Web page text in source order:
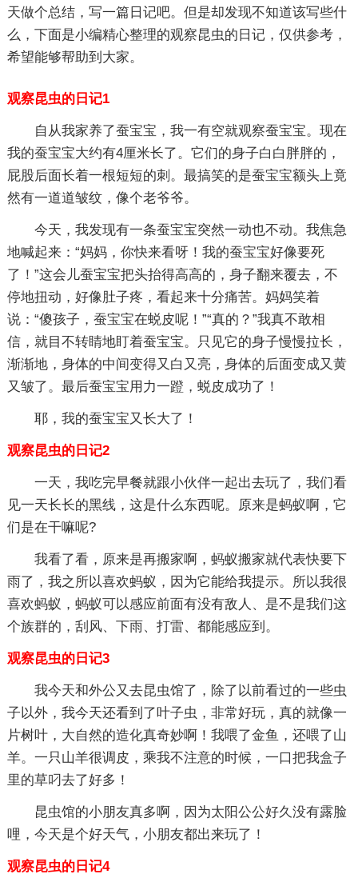
天做个总结，写一篇日记吧。但是却发现不知道该写些什
么，下面是小编精心整理的观察昆虫的日记，仅供参考，
希望能够帮助到大家。
观察昆虫的日记1
自从我家养了蚕宝宝，我一有空就观察蚕宝宝。现在
我的蚕宝宝大约有4厘米长了。它们的身子白白胖胖的，
屁股后面长着一根短短的刺。最搞笑的是蚕宝宝额头上竟
然有一道道皱纹，像个老爷爷。
今天，我发现有一条蚕宝宝突然一动也不动。我焦急
地喊起来：“妈妈，你快来看呀！我的蚕宝宝好像要死
了！”这会儿蚕宝宝把头抬得高高的，身子翻来覆去，不
停地扭动，好像肚子疼，看起来十分痛苦。妈妈笑着
说：“傻孩子，蚕宝宝在蜕皮呢！”“真的？”我真不敢相
信，就目不转睛地盯着蚕宝宝。只见它的身子慢慢拉长，
渐渐地，身体的中间变得又白又亮，身体的后面变成又黄
又皱了。最后蚕宝宝用力一蹬，蜕皮成功了！
耶，我的蚕宝宝又长大了！
观察昆虫的日记2
一天，我吃完早餐就跟小伙伴一起出去玩了，我们看
见一天长长的黑线，这是什么东西呢。原来是蚂蚁啊，它
们是在干嘛呢?
我看了看，原来是再搬家啊，蚂蚁搬家就代表快要下
雨了，我之所以喜欢蚂蚁，因为它能给我提示。所以我很
喜欢蚂蚁，蚂蚁可以感应前面有没有敌人、是不是我们这
个族群的，刮风、下雨、打雷、都能感应到。
观察昆虫的日记3
我今天和外公又去昆虫馆了，除了以前看过的一些虫
子以外，我今天还看到了叶子虫，非常好玩，真的就像一
片树叶，大自然的造化真奇妙啊！我喂了金鱼，还喂了山
羊。一只山羊很调皮，乘我不注意的时候，一口把我盒子
里的草叼去了好多！
昆虫馆的小朋友真多啊，因为太阳公公好久没有露脸
哩，今天是个好天气，小朋友都出来玩了！
观察昆虫的日记4